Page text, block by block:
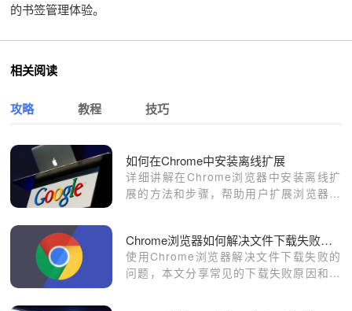
的书签管理体验。
相关阅读
攻略 教程 技巧
如何在Chrome中安装离线扩展
详细讲解在Chrome浏览器中安装离线扩
展的方法和步骤，帮助用户扩展浏览器功
Chrome浏览器如何解决文件下载失败的问题
使用Chrome浏览器解决文件下载失败的
问题，本文分享常见的下载失败原因和修